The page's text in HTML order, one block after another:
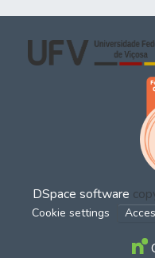
DSpace software
Cookie settings